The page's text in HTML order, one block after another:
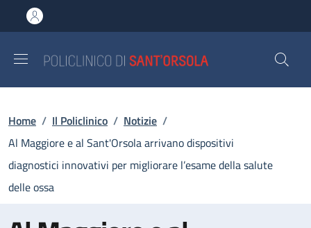
al contenuto principale
to footer content
Briciole di pane
Home / Il Policlinico / Notizie /
Al Maggiore e al Sant'Orsola arrivano dispositivi
diagnostici innovativi per migliorare l’esame della salute
delle ossa